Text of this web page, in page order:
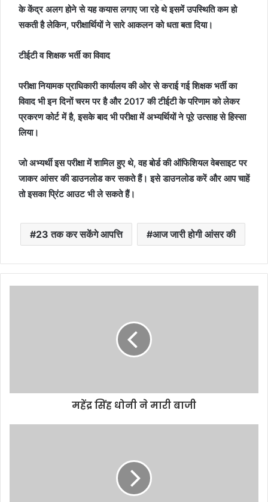
के केंद्र अलग होने से यह कयास लगाए जा रहे थे इसमें उपस्थिति कम हो
सकती है लेकिन, परीक्षार्थियों ने सारे आकलन को धता बता दिया।
टीईटी व शिक्षक भर्ती का विवाद
परीक्षा नियामक प्राधिकारी कार्यालय की ओर से कराई गई शिक्षक भर्ती का
विवाद भी इन दिनों चरम पर है और 2017 की टीईटी के परिणाम को लेकर
प्रकरण कोर्ट में है, इसके बाद भी परीक्षा में अभ्यर्थियों ने पूरे उत्साह से हिस्सा
लिया।
जो अभ्यर्थी इस परीक्षा में शामिल हुए थे, वह बोर्ड की ऑफिशियल वेबसाइट पर
जाकर आंसर की डाउनलोड कर सकते हैं। इसे डाउनलोड करें और आप चाहें
तो इसका प्रिंट आउट भी ले सकते हैं।
23 तक कर सकेंगे आपत्ति आज जारी होगी आंसर की
महेंद्र सिंह धोनी ने मारी बाजी